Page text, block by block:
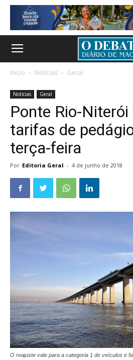
Início Notícias Geral
Notícias Geral
Ponte Rio-
tarifas de
terça-feira
Por Editoria Geral - 4 de junho de 2018
O reajuste vale para a categoria 1 de veículos e